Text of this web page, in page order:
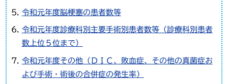
令和元年度脳梗塞の患者数等
令和元年度診療科別主要手術別患者数等（診療科別患者
数上位５位まで）
令和元年度その他（ＤＩＣ、敗血症、その他の真菌症お
よび手術・術後の合併症の発生率）